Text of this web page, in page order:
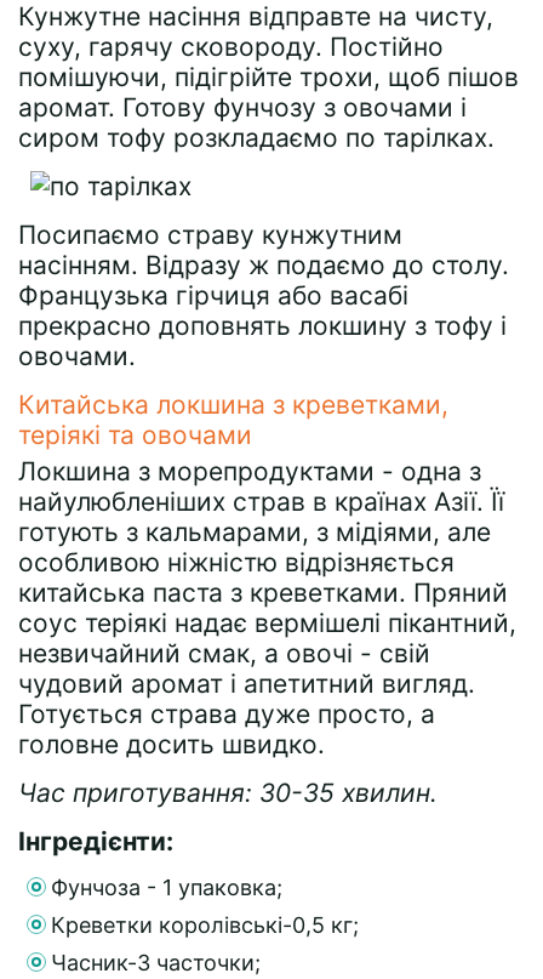
Кунжутне насіння відправте на чисту,
суху, гарячу сковороду. Постійно
помішуючи, підігрійте трохи, щоб пішов
аромат. Готову фунчозу з овочами і
сиром тофу розкладаємо по тарілках.
Посипаємо страву кунжутним
насінням. Відразу ж подаємо до столу.
Французька гірчиця або васабі
прекрасно доповнять локшину з тофу і
овочами.
Китайська локшина з креветками,
теріякі та овочами
Локшина з морепродуктами - одна з
найулюбленіших страв в країнах Азії. Її
готують з кальмарами, з мідіями, але
особливою ніжністю відрізняється
китайська паста з креветками. Пряний
соус теріякі надає вермішелі пікантний,
незвичайний смак, а овочі - свій
чудовий аромат і апетитний вигляд.
Готується страва дуже просто, а
головне досить швидко.
Час приготування: 30-35 хвилин.
Інгредієнти:
Фунчоза - 1 упаковка;
Креветки королівські-0,5 кг;
Часник-3 часточки;